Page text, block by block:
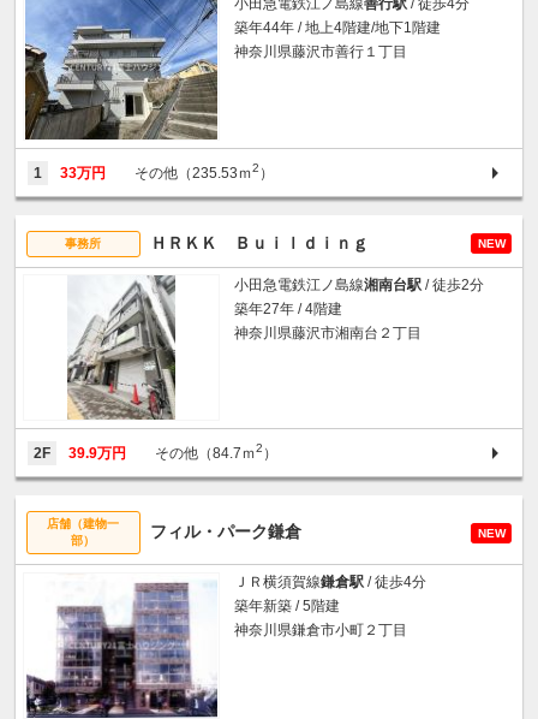
小田急電鉄江ノ島線善行駅 / 徒歩4分
築年44年 / 地上4階建/地下1階建
神奈川県藤沢市善行１丁目
1 33万円 その他（235.53ｍ2 ）
事務所 ＨＲＫＫ Ｂｕｉｌｄｉｎｇ NEW
小田急電鉄江ノ島線湘南台駅 / 徒歩2分
築年27年 / 4階建
神奈川県藤沢市湘南台２丁目
2F 39.9万円 その他（84.7ｍ2 ）
店舗（建物一
部）
フィル・パーク鎌倉 NEW
ＪＲ横須賀線鎌倉駅 / 徒歩4分
築年新築 / 5階建
神奈川県鎌倉市小町２丁目